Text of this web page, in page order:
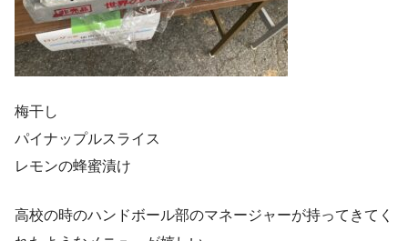
梅干し
パイナップルスライス
レモンの蜂蜜漬け
高校の時のハンドボール部のマネージャーが持ってきてく